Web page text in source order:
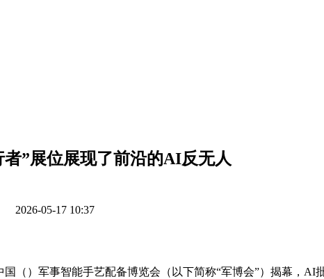
”展位展现了前沿的AI反无人
2026-05-17 10:37
）军事智能手艺配备博览会（以下简称“军博会”）揭幕，AI